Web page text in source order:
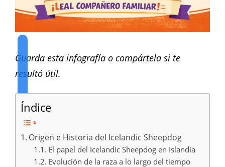
Guarda esta infografía o compártela si te
resultó útil.
Índice
Origen e Historia del Icelandic Sheepdog
El papel del Icelandic Sheepdog en Islandia
Evolución de la raza a lo largo del tiempo